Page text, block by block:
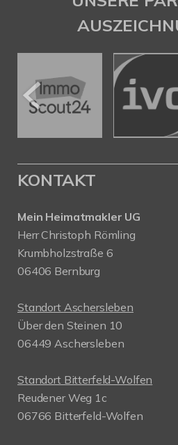
KONTAKT
Mein Heimatmakler UG
Herr Christoph Römling
Krumbholzstraße 6
06406 Bernburg
Standort Aschersleben
Über den Steinen 10
06449 Aschersleben
Standort Bitterfeld-Wolfen
Reudener Weg 1c
06766 Bitterfeld-Wolfen